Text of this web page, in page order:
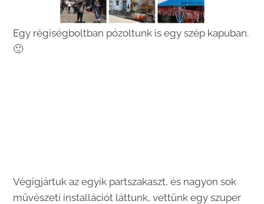
Egy régiségboltban pózoltunk is egy szép kapuban.
🙂
Végigjártuk az egyik partszakaszt, és nagyon sok
művészeti installációt láttunk, vettünk egy szuper